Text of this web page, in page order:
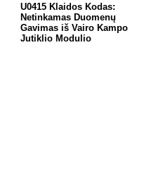
U0415 Klaidos Kodas:
Netinkamas Duomenų
Gavimas iš Vairo Kampo
Jutiklio Modulio